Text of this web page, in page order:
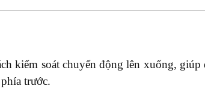
kiểm soát chuyển động lên xuống,
trước.